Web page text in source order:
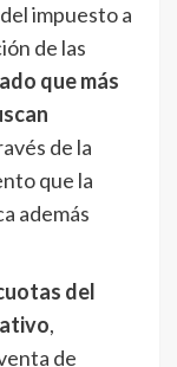
impuesto a
de las
que más
de la
que la
además
del
,
de